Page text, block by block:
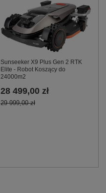
Sunseeker X9 Plus Gen 2 RTK
Elite - Robot Koszący do
24000m2
28 499,00 zł
29 999,00 zł